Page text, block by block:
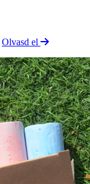
Olvasd el